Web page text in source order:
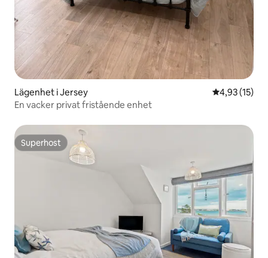
Lägenhet i Jersey 4,93 av 5 i
4,93 (15)
En vacker privat fristående enhet
Superhost
Superhost